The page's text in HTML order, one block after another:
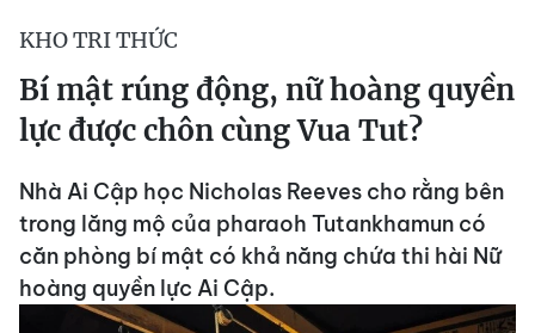
KHO TRI THỨC
Bí mật rúng động, nữ hoàng quyền
lực được chôn cùng Vua Tut?
Nhà Ai Cập học Nicholas Reeves cho rằng bên
trong lăng mộ của pharaoh Tutankhamun có
căn phòng bí mật có khả năng chứa thi hài Nữ
hoàng quyền lực Ai Cập.